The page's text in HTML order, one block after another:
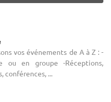
vos événements de A à Z : -
ou en groupe -Réceptions,
conférences, ...